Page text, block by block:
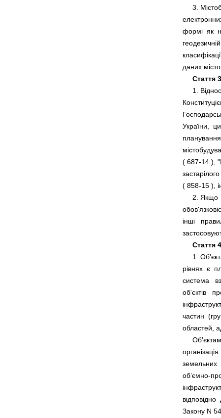
3.
формі  як
Стаття
1.
України,
( 687-14 ),
( 858-15
2.
інші
Стаття
1.
рівнях  є
система
об'єктів
частин
земельних
об’ємно-
відповідно
Закону N